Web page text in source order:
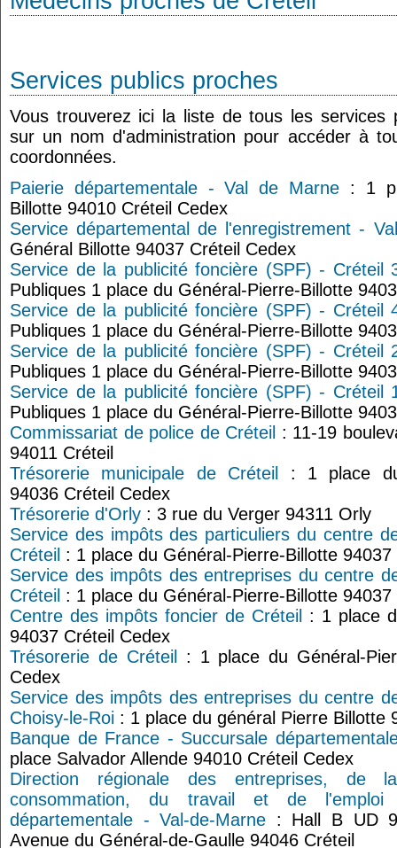
Services publics proches
Vous trouverez ici la liste de tous les services
sur un nom d'administration pour accéder à
coordonnées.
Paierie départementale - Val de Marne : 1
Billotte 94010 Créteil Cedex
Service départemental de l'enregistrement -
Général Billotte 94037 Créteil Cedex
Service de la publicité foncière (SPF) - Créteil
Publiques 1 place du Général-Pierre-Billotte
Service de la publicité foncière (SPF) - Créteil
Publiques 1 place du Général-Pierre-Billotte
Service de la publicité foncière (SPF) - Créteil
Publiques 1 place du Général-Pierre-Billotte
Service de la publicité foncière (SPF) - Créteil
Publiques 1 place du Général-Pierre-Billotte
Commissariat de police de Créteil : 11-19
94011 Créteil
Trésorerie municipale de Créteil
: 1 place du
94036 Créteil Cedex
Trésorerie d'Orly : 3 rue du Verger 94311 Orly
Service des impôts des particuliers du centre
Créteil : 1 place du Général-Pierre-Billotte
Service des impôts des entreprises du centre
Créteil : 1 place du Général-Pierre-Billotte
Centre des impôts foncier de Créteil : 1 place
94037 Créteil Cedex
Trésorerie de Créteil
: 1 place du Général-
Cedex
Service des impôts des entreprises du centre
Choisy-le-Roi : 1 place du général Pierre Billotte
Banque de France - Succursale
place Salvador Allende 94010 Créteil Cedex
Direction régionale des entreprises, de
consommation, du travail et de l'emploi
départementale - Val-de-Marne : Hall B UD
Avenue du Général-de-Gaulle 94046 Créteil